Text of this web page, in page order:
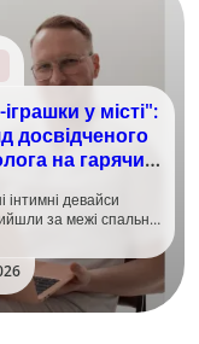
у місті":
досвідченого
на гарячий
інтимні девайси
за межі спальні.
моторчики та
дизайн перетворили
який багато хто
тестує у